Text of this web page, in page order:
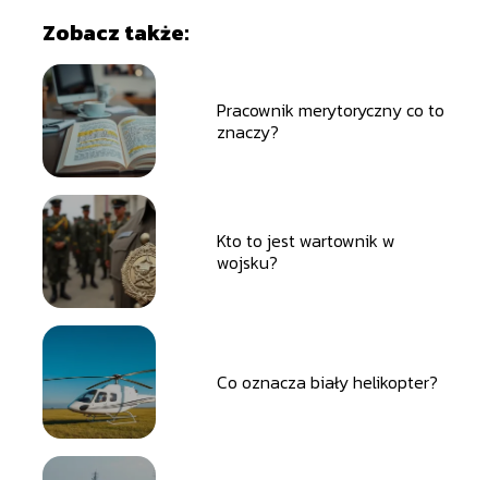
Zobacz także:
Pracownik merytoryczny co to
znaczy?
Kto to jest wartownik w
wojsku?
Co oznacza biały helikopter?